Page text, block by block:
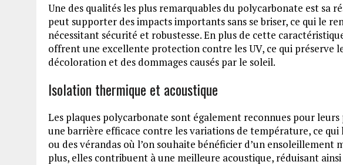
Une des qualités les plus remarquables du polycarbonate est sa
peut supporter des impacts importants sans se briser, ce qui le
nécessitant sécurité et robustesse. En plus de cette
offrent une excellente protection contre les UV, ce qui préserve
décoloration et des dommages causés par le soleil.
Isolation thermique et acoustique
Les plaques polycarbonate sont également reconnues pour
une barrière efficace contre les variations de température, ce qui
ou des vérandas où l’on souhaite bénéficier d’un ensoleillement
plus, elles contribuent à une meilleure acoustique, réduisant